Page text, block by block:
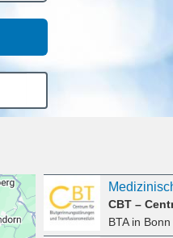
BTAin Bonn